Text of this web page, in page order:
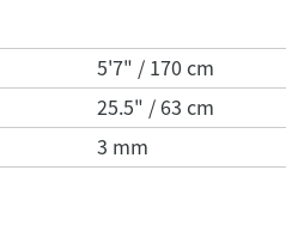
5'7" / 170 cm
25.5" / 63 cm
3 mm